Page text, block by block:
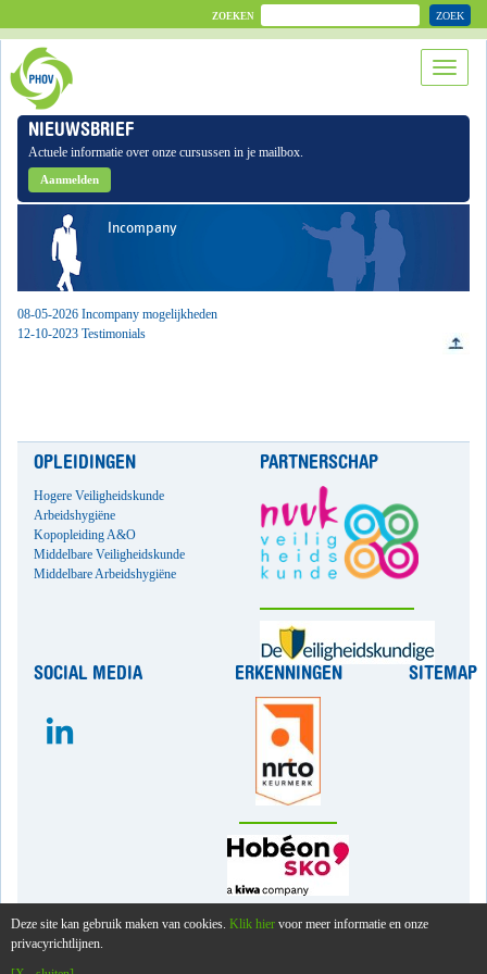
ZOEKEN ZOEK
NIEUWSBRIEF
Actuele informatie over onze cursussen in je mailbox.
Aanmelden
Incompany
08-05-2026 Incompany mogelijkheden
12-10-2023 Testimonials
OPLEIDINGEN
Hogere Veiligheidskunde
Arbeidshygiëne
Kopopleiding A&O
Middelbare Veiligheidskunde
Middelbare Arbeidshygiëne
PARTNERSCHAP
SOCIAL MEDIA ERKENNINGEN SITEMAP
PHOV WEERDSINGEL WZ 32
3513BC UTRECHT
E-mailINFO@PHOV.NL
Deze site kan gebruik maken van cookies. Klik hier voor meer informatie en onze
privacyrichtlijnen.